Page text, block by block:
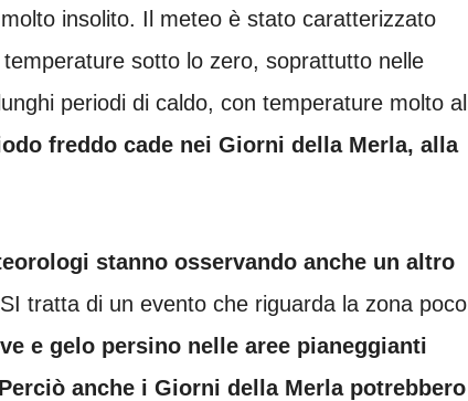
insolito. Il meteo è stato caratterizzato
sotto lo zero, soprattutto nelle
periodi di caldo, con temperature molto al
freddo cade nei Giorni della Merla, alla
stanno osservando anche un altro
tratta di un evento che riguarda la zona poco
e gelo persino nelle aree pianeggianti
anche i Giorni della Merla potrebbero